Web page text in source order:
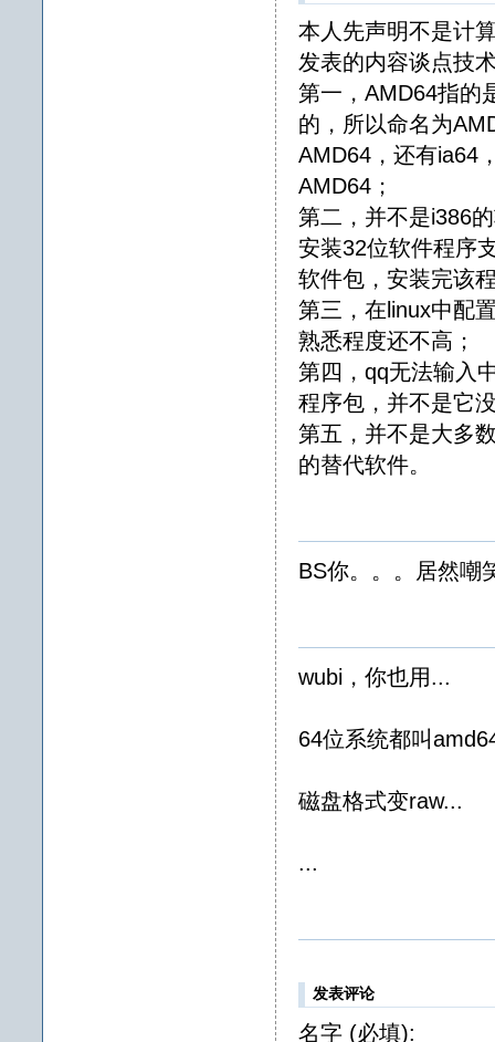
本人先声明不是计
发表的内容谈点技
第一，AMD64指的
的，所以命名为
AMD64，还有ia64
AMD64；
第二，并不是i386
安装32位软件程序
软件包，安装完该
第三，在linux中配
熟悉程度还不高；
第四，qq无法输入
程序包，并不是它
第五，并不是大多
的替代软件。
BS你。。。居然嘲
wubi，你也用...
64位系统都叫
磁盘格式变raw...
...
发表评论
名字 (必填):